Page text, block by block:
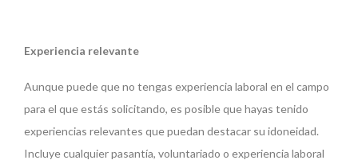
Experiencia relevante
Aunque puede que no tengas experiencia laboral en el campo
para el que estás solicitando, es posible que hayas tenido
experiencias relevantes que puedan destacar su idoneidad.
Incluye cualquier pasantía, voluntariado o experiencia laboral